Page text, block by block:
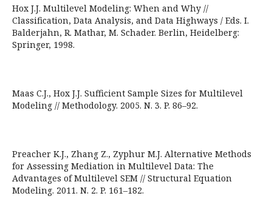
Hox J.J. Multilevel Modeling: When and Why //
Classification, Data Analysis, and Data Highways / Eds. I.
Balderjahn, R. Mathar, M. Schader. Berlin, Heidelberg:
Springer, 1998.
Maas C.J., Hox J.J. Sufficient Sample Sizes for Multilevel
Modeling // Methodology. 2005. N. 3. P. 86–92.
Preacher K.J., Zhang Z., Zyphur M.J. Alternative Methods
for Assessing Mediation in Multilevel Data: The
Advantages of Multilevel SEM // Structural Equation
Modeling. 2011. N. 2. P. 161–182.